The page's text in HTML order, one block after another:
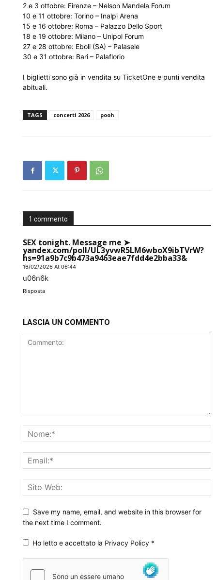
2 e 3 ottobre: Firenze – Nelson Mandela Forum
10 e 11 ottobre: Torino – Inalpi Arena
15 e 16 ottobre: Roma – Palazzo Dello Sport
18 e 19 ottobre: Milano – Unipol Forum
27 e 28 ottobre: Eboli (SA) – Palasele
30 e 31 ottobre: Bari – Palaflorio
I biglietti sono già in vendita su TicketOne e punti vendita
abituali.
TAGS concerti 2026 pooh
1 commento
SEX tonight. Message me ➤
yandex.com/poll/UL3yvwR5LM6wboX9ibTVrW?
hs=91a9b7c9b473a9463eae7fdd4e2bba33&
16/02/2026 At 06:44
u06n6k
Risposta
LASCIA UN COMMENTO
Save my name, email, and website in this browser for
the next time I comment.
Ho letto e accettato la Privacy Policy *